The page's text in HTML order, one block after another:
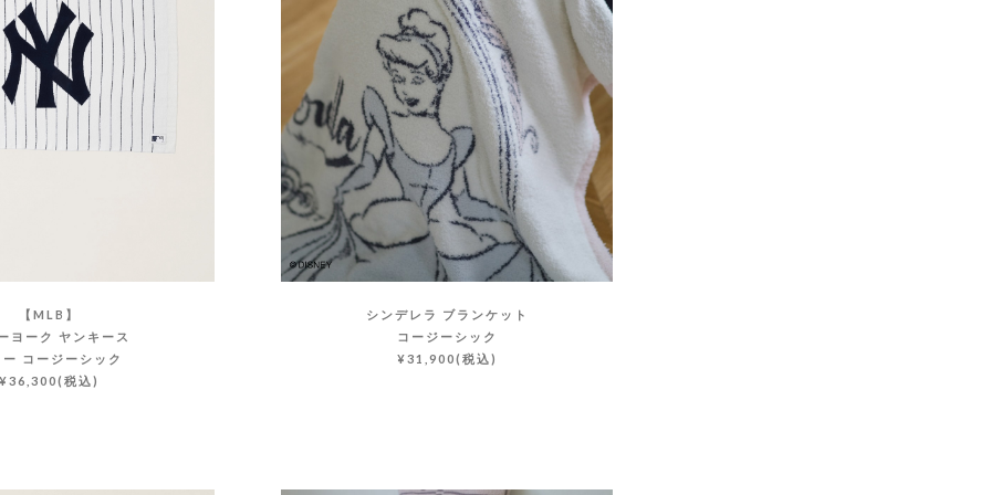
【MLB】
ヨーク ヤンキース
ー コージーシック
税込)
シンデレラ ブランケット
コージーシック
¥31,900(税込)